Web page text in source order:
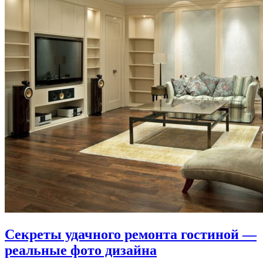
Секреты удачного ремонта гостиной —
реальные фото дизайна